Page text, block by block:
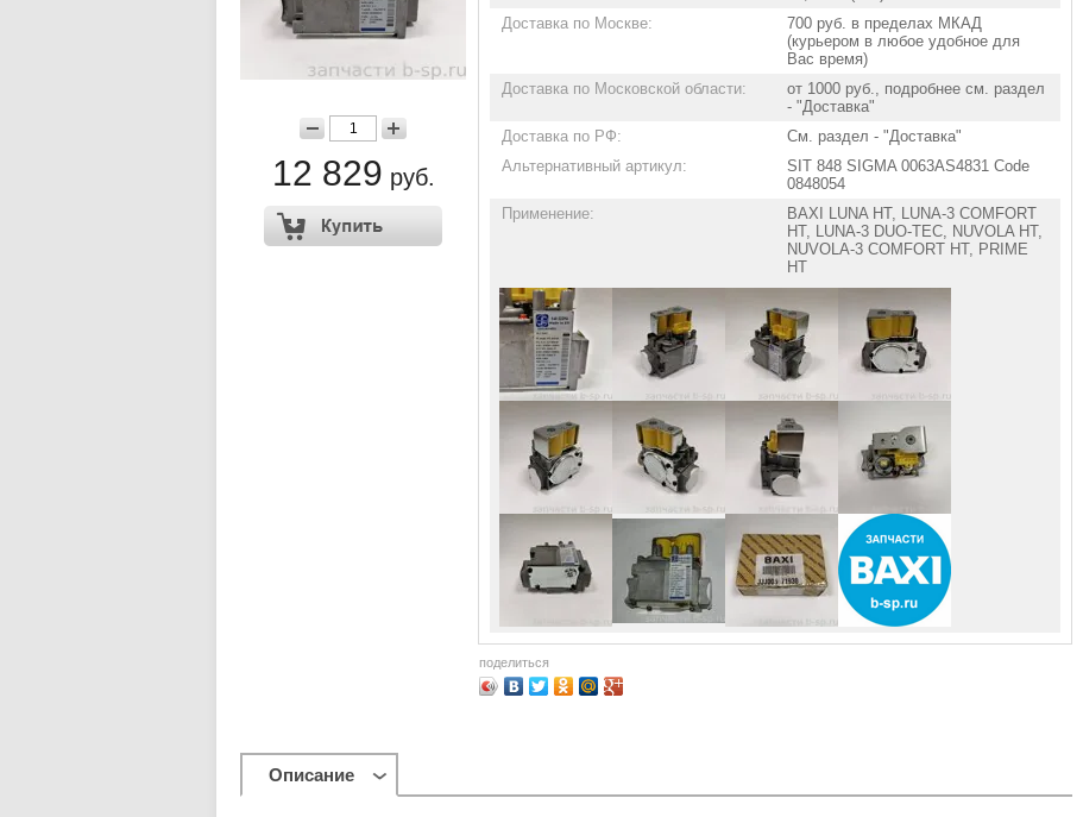
12 829 руб.
Доставка по Москве:
700 руб. в пределах МКАД
(курьером в любое удобное для
Вас время)
Доставка по Московской области:
от 1000 руб., подробнее см. раздел
- "Доставка"
Доставка по РФ:
См. раздел - "Доставка"
Альтернативный артикул:
SIT 848 SIGMA 0063AS4831 Code
0848054
Применение:
BAXI LUNA HT, LUNA-3 COMFORT
HT, LUNA-3 DUO-TEC, NUVOLA HT,
NUVOLA-3 COMFORT HT, PRIME
HT
поделиться
Описание